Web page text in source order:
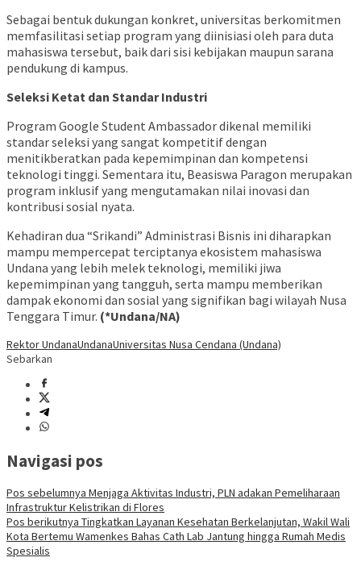
Sebagai bentuk dukungan konkret, universitas berkomitmen
memfasilitasi setiap program yang diinisiasi oleh para duta
mahasiswa tersebut, baik dari sisi kebijakan maupun sarana
pendukung di kampus.
Seleksi Ketat dan Standar Industri
Program Google Student Ambassador dikenal memiliki
standar seleksi yang sangat kompetitif dengan
menitikberatkan pada kepemimpinan dan kompetensi
teknologi tinggi. Sementara itu, Beasiswa Paragon merupakan
program inklusif yang mengutamakan nilai inovasi dan
kontribusi sosial nyata.
Kehadiran dua “Srikandi” Administrasi Bisnis ini diharapkan
mampu mempercepat terciptanya ekosistem mahasiswa
Undana yang lebih melek teknologi, memiliki jiwa
kepemimpinan yang tangguh, serta mampu memberikan
dampak ekonomi dan sosial yang signifikan bagi wilayah Nusa
Tenggara Timur. (*Undana/NA)
Rektor UndanaUndanaUniversitas Nusa Cendana (Undana)
Sebarkan
Navigasi pos
Pos sebelumnya Menjaga Aktivitas Industri, PLN adakan Pemeliharaan
Infrastruktur Kelistrikan di Flores
Pos berikutnya Tingkatkan Layanan Kesehatan Berkelanjutan, Wakil Wali
Kota Bertemu Wamenkes Bahas Cath Lab Jantung hingga Rumah Medis
Spesialis